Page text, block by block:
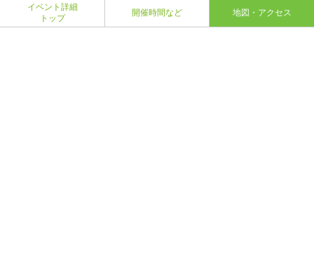
イベント詳細
トップ
開催時間など 地図・アクセス